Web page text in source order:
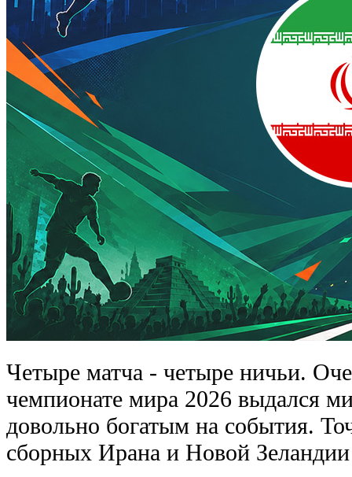
Четыре матча - четыре ничьи.
чемпионате мира 2026 выдался
довольно богатым на события.
сборных Ирана и Новой